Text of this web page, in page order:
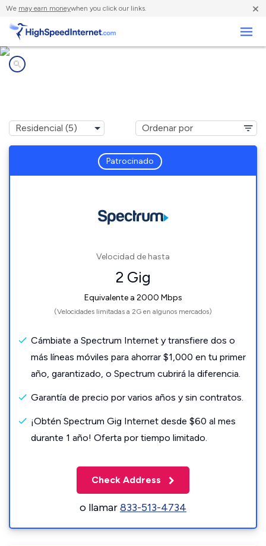
We may earn moneywhen you click our links. ×
Patrocinado
Velocidad de hasta
2 Gig
Equivalente a 2000 Mbps
(Velocidades limitadas a 2G en algunos mercados)
Cámbiate a Spectrum Internet y transfiere dos o
más líneas móviles para ahorrar $1,000 en tu primer
año, garantizado, o Spectrum cubrirá la diferencia.
Garantía de precio por varios años y sin contratos.
¡Obtén Spectrum Gig Internet desde $60 al mes
durante 1 año! Oferta por tiempo limitado.
Check Address
o llamar833-513-4734